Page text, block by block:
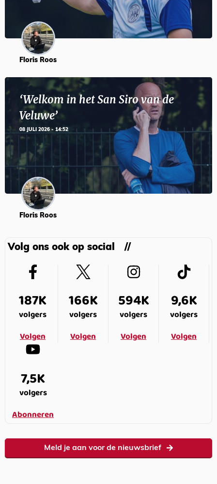
Floris Roos
‘Welkom in het San Siro van de
Veluwe’
08 JULI 2026 - 14:52
Floris Roos
Volg ons ook op social
187K
volgers
Volgen
166K
volgers
Volgen
594K
volgers
Volgen
9,6K
volgers
Volgen
7,5K
volgers
Abonneren
Meld je aan voor de nieuwsbrief